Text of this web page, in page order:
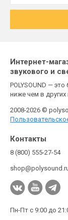
Интернет-
звукового и
POLYSOUND —
ниже чем в других
2008-2026 ©
Контакты
8 (800) 555-27-54
Пн-Пт с 9:00 до